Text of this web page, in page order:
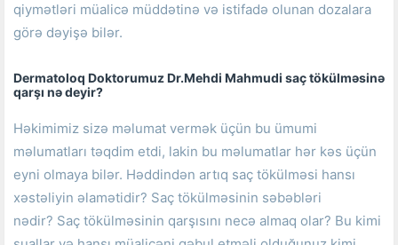
qiymətləri müalicə müddətinə və istifadə olunan dozalara
görə dəyişə bilər.
Dermatoloq Doktorumuz Dr.Mehdi Mahmudi saç tökülməsinə
qarşı nə deyir?
Həkimimiz sizə məlumat vermək üçün bu ümumi
məlumatları təqdim etdi, lakin bu məlumatlar hər kəs üçün
eyni olmaya bilər. Həddindən artıq saç tökülməsi hansı
xəstəliyin əlamətidir? Saç tökülməsinin səbəbləri
nədir? Saç tökülməsinin qarşısını necə almaq olar? Bu kimi